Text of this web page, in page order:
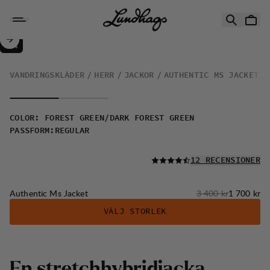
Authentic Ms Jacket
REA:
50%
VANDRINGSKLÄDER HERR JACKOR AUTHENTIC MS JACKET
COLOR :
FOREST GREEN/DARK FOREST GREEN
PASSFORM : REGULAR
LÄS ALLA
12 RECENSIONER
Authentic Ms Jacket Originalpris:
3 400 krReapris:
1 700 kr
VÄLJ STORLEK